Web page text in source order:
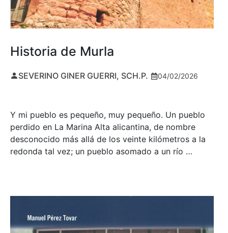
Historia de Murla
SEVERINO GINER GUERRI, SCH.P. 04/02/2026
Y mi pueblo es pequeño, muy pequeño. Un pueblo
perdido en La Marina Alta alicantina, de nombre
desconocido más allá de los veinte kilómetros a la
redonda tal vez; un pueblo asomado a un río …